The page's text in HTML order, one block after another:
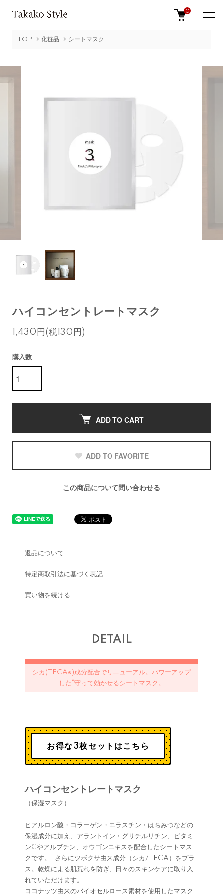
0
TOP 化粧品 シートマスク
ハイコンセントレートマスク
1,430円(税130円)
購入数
ADD TO CART
ADD TO FAVORITE
この商品について問い合わせる
返品について
特定商取引法に基づく表記
買い物を続ける
DETAIL
シカ(TECA※)成分配合でリニューアル。パワーアップ
した“守って効かせるシートマスク。
お得な3枚セットはこちら
ハイコンセントレートマスク
（保湿マスク）
ヒアルロン酸・コラーゲン・エラスチン・はちみつなどの
保湿成分に加え、アラントイン・グリチルリチン、ビタミ
ンCやアルブチン、オウゴンエキスを配合したシートマス
クです。 さらにツボクサ由来成分（シカ/TECA）をプラ
ス。乾燥による肌荒れを防ぎ、日々のスキンケアに取り入
れていただけます。
ココナッツ由来のバイオセルロース素材を使用したマスク